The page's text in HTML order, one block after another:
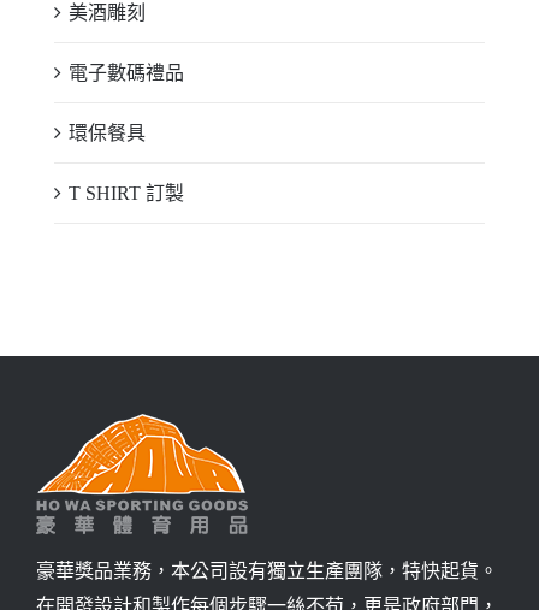
美酒雕刻
電子數碼禮品
環保餐具
T SHIRT 訂製
豪華獎品業務，本公司設有獨立生產團隊，特快起貨。
在開發設計和製作每個步驟一絲不苟，更是政府部門，